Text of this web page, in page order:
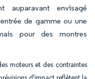
auparavant envisagé
de gamme ou une
pour des montres
moteurs et des contraintes